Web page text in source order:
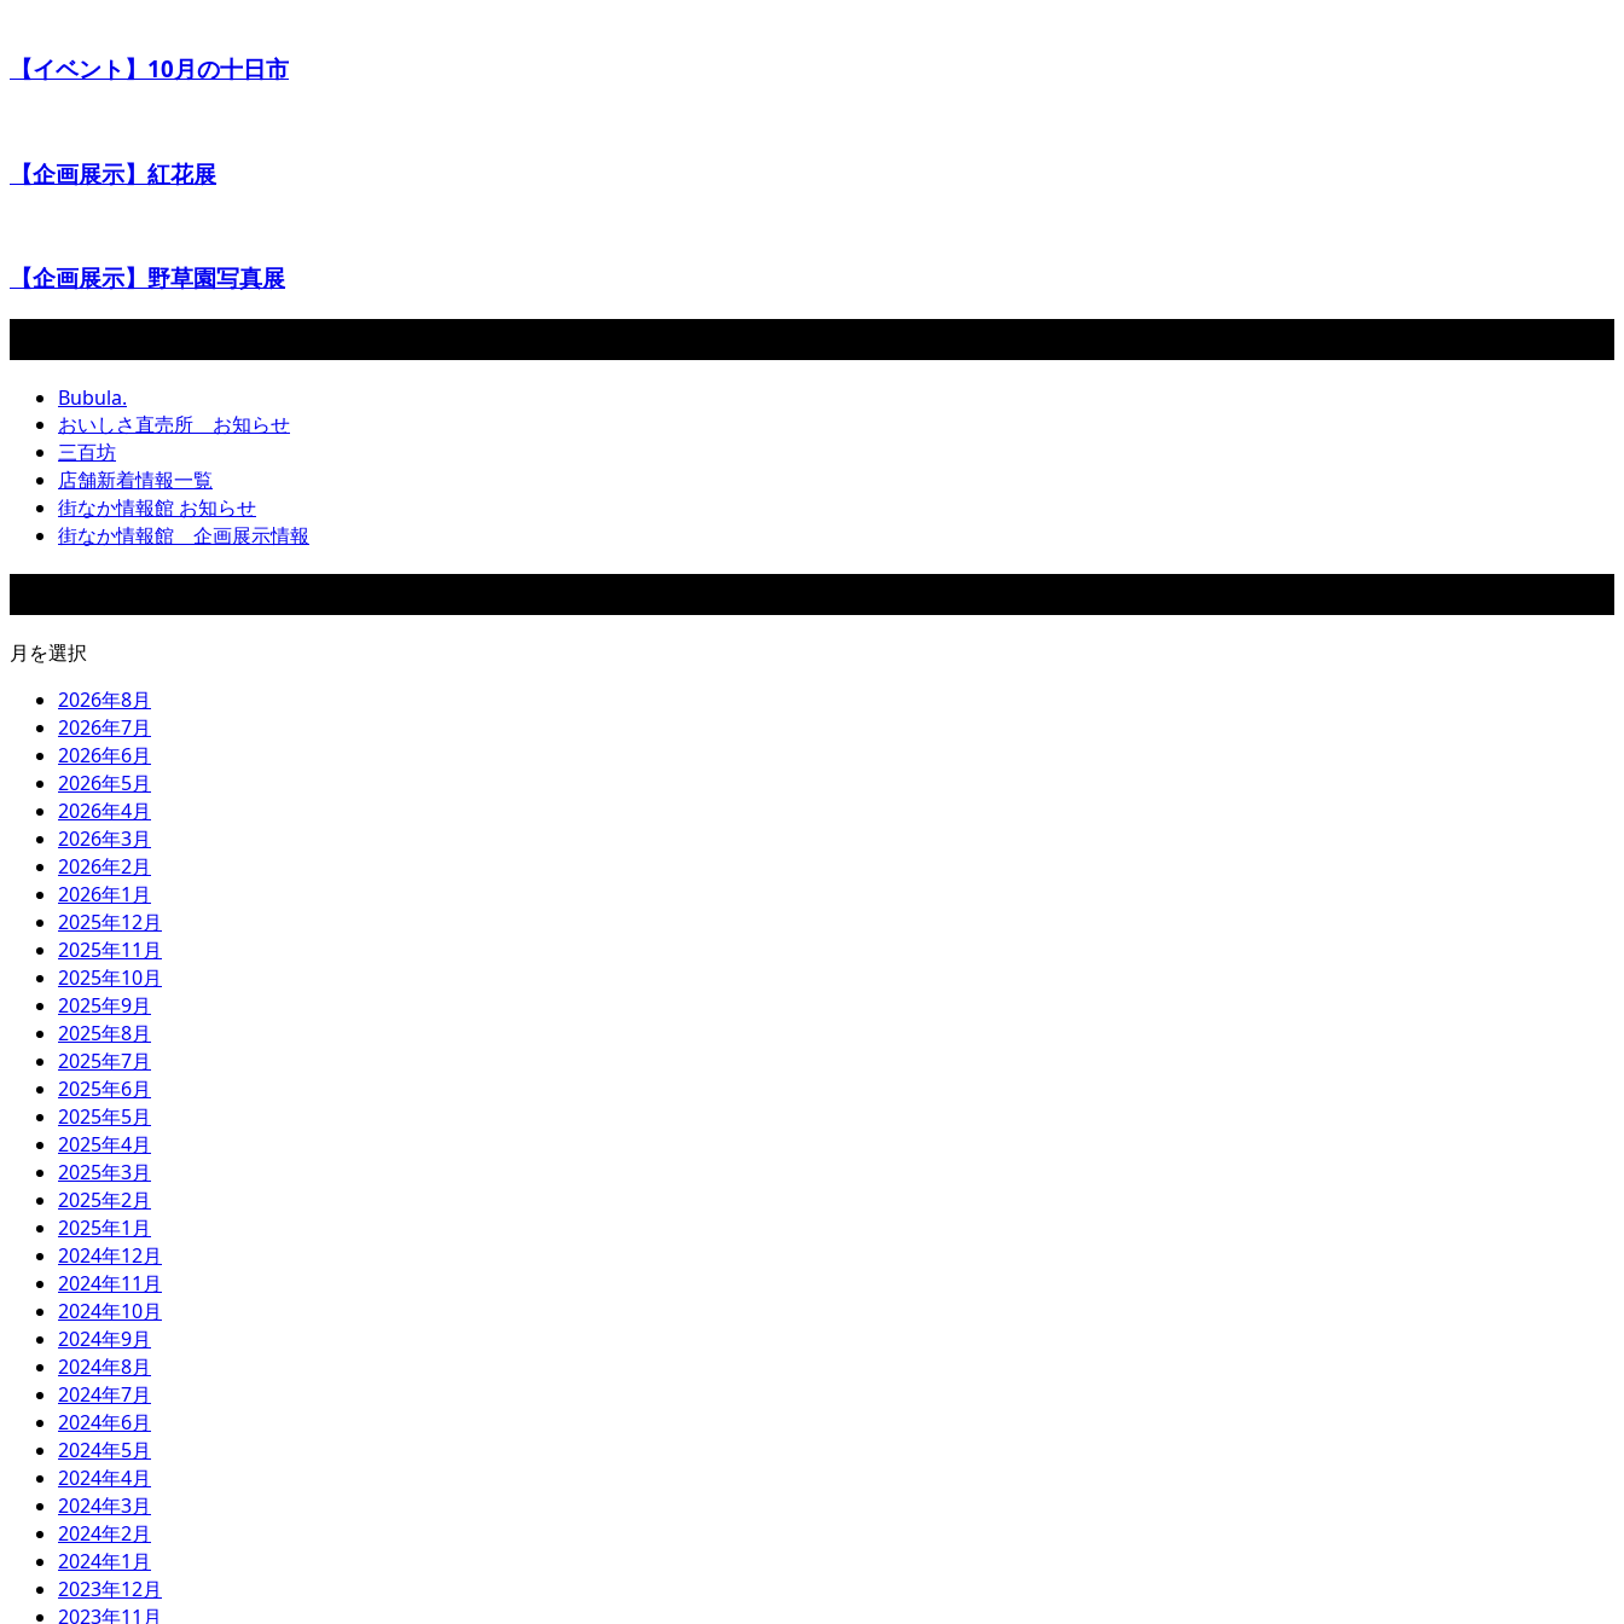
【イベント】10月の十日市
【企画展示】紅花展
【企画展示】野草園写真展
Bubula.
おいしさ直売所 お知らせ
三百坊
店舗新着情報一覧
街なか情報館 お知らせ
街なか情報館 企画展示情報
月を選択
2026年8月
2026年7月
2026年6月
2026年5月
2026年4月
2026年3月
2026年2月
2026年1月
2025年12月
2025年11月
2025年10月
2025年9月
2025年8月
2025年7月
2025年6月
2025年5月
2025年4月
2025年3月
2025年2月
2025年1月
2024年12月
2024年11月
2024年10月
2024年9月
2024年8月
2024年7月
2024年6月
2024年5月
2024年4月
2024年3月
2024年2月
2024年1月
2023年12月
2023年11月